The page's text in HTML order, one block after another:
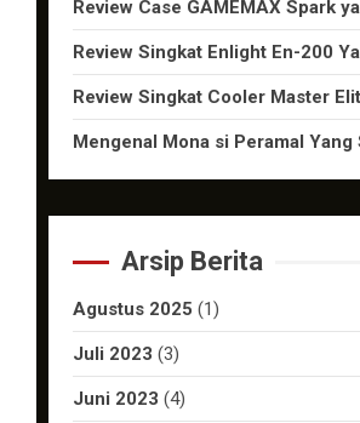
Review Case GAMEMAX Spark
Review Singkat Enlight En-200
Review Singkat Cooler Master
Mengenal Mona si Peramal Yang
Arsip Berita
Agustus 2025 (1)
Juli 2023 (3)
Juni 2023 (4)